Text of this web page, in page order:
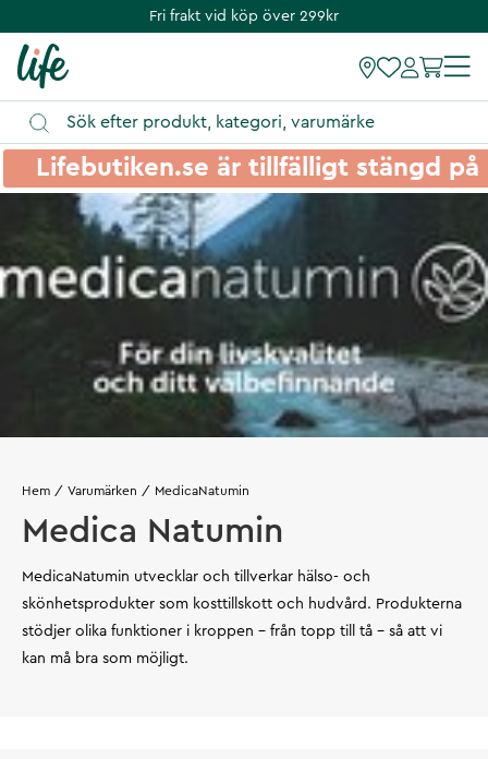
Fri frakt vid köp över 299kr
Lifebutiken.se är tillfälligt stängd
Hem Varumärken MedicaNatumin
Medica Natumin
MedicaNatumin utvecklar och tillverkar hälso- och
skönhetsprodukter som kosttillskott och hudvård. Produkterna
stödjer olika funktioner i kroppen – från topp till tå – så att vi
kan må bra som möjligt.